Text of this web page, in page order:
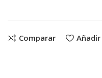
Comparar